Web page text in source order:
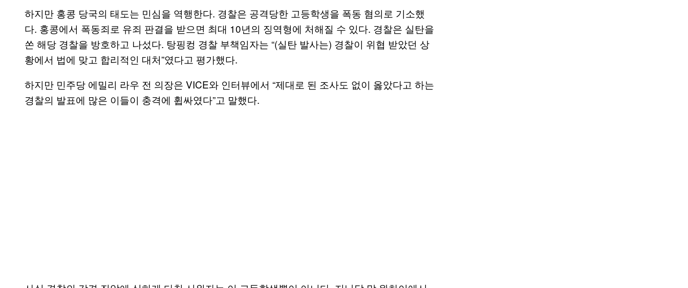
하지만 홍콩 당국의 태도는 민심을 역행한다. 경찰은 공격당한 고등학생을 폭동 혐의로 기소했
다. 홍콩에서 폭동죄로 유죄 판결을 받으면 최대 10년의 징역형에 처해질 수 있다. 경찰은 실탄을
쏜 해당 경찰을 방호하고 나섰다. 탕핑컹 경찰 부책임자는 “(실탄 발사는) 경찰이 위협 받았던 상
황에서 법에 맞고 합리적인 대처”였다고 평가했다.
하지만 민주당 에밀리 라우 전 의장은 VICE와 인터뷰에서 “제대로 된 조사도 없이 옳았다고 하는
경찰의 발표에 많은 이들이 충격에 휩싸였다”고 말했다.